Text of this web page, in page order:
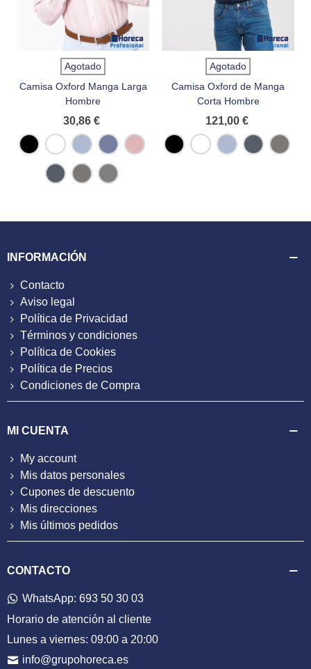
Agotado
Camisa Oxford Manga Larga
Hombre
30,86 €
Negro Blanco Oxford
Blue
Oxford
Cobalt
Oxford
Pink
Oxford
Navy
Oxford
Silver
Oxford
Zinc
Agotado
Camisa Oxford de Manga
Corta Hombre
121,00 €
Negro Blanco Oxford
Blue
Oxford
Navy
Oxford
Silver
INFORMACIÓN
Contacto
Aviso legal
Política de Privacidad
Términos y condiciones
Política de Cookies
Política de Precios
Condiciones de Compra
MI CUENTA
My account
Mis datos personales
Cupones de descuento
Mis direcciones
Mis últimos pedidos
CONTACTO
WhatsApp: 693 50 30 03
Horario de atención al cliente
Lunes a viernes: 09:00 a 20:00
info@grupohoreca.es